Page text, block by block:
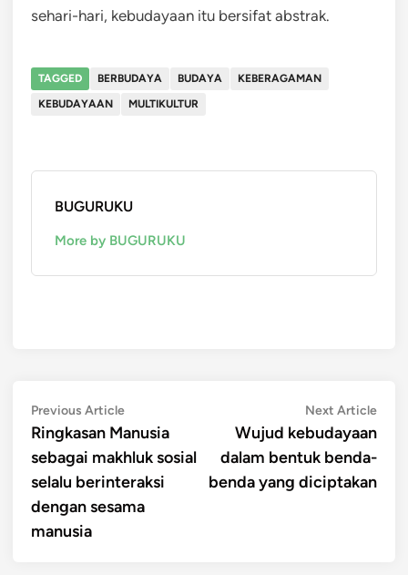
sehari-hari, kebudayaan itu bersifat abstrak.
TAGGED BERBUDAYA BUDAYA
KEBERAGAMAN
KEBUDAYAAN
MULTIKULTUR
BUGURUKU
More by BUGURUKU
Post
navigation
Previous ArticlePrevious
article:
Ringkasan Manusia
sebagai makhluk sosial
selalu berinteraksi
dengan sesama
manusia
Next ArticleNext
Wujud kebudayaan
dalam bentuk benda-
benda yang diciptakan